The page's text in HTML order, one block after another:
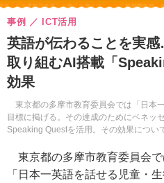
英語が伝わることを実
取り組むAI搭載「
効果
東京都の多摩市教育委員会では「日本
目標に掲げる。その達成のためにベネッ
Speaking Questを活用。その効果につい
事例 ICT活用
東京都の多摩市教育委員会で
「日本一英語を話せる児童・